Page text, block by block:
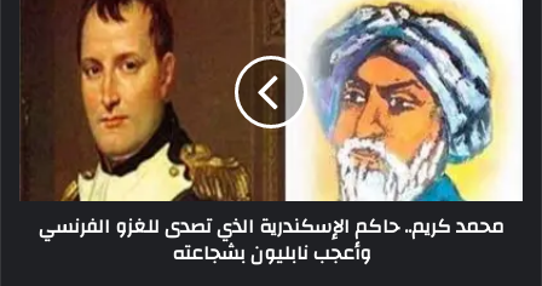
محمد كريم.. حاكم الإسكندرية الذي تصدى للغزو الفرنسي
وأعجب نابليون بشجاعته